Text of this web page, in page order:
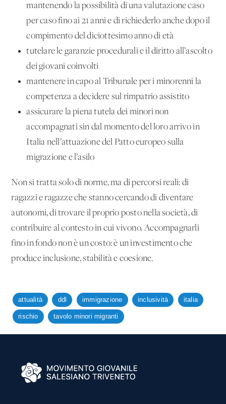
mantenendo la possibilità di una valutazione caso
per caso fino ai 21 anni e di richiederlo anche dopo il
compimento del diciottesimo anno di età
tutelare le garanzie procedurali e il diritto all’ascolto
dei giovani coinvolti
mantenere in capo al Tribunale per i minorenni la
competenza a decidere sul rimpatrio assistito
assicurare la piena tutela dei minori non
accompagnati sin dal momento del loro arrivo in
Italia nell’attuazione del Patto europeo sulla
migrazione e l’asilo
Non si tratta solo di norme, ma di percorsi reali: di
ragazzi e ragazze che stanno cercando di diventare
autonomi, di trovare il proprio posto nella società, di
contribuire al contesto in cui vivono. Accompagnarli
fino in fondo non è un costo: è un investimento che
produce inclusione, stabilità e coesione.
attualità ddl immigrazione inclusività italia
rischio tavolo minori migranti